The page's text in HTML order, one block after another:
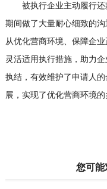
被执行企业主动履行还
期间做了大量耐心细致的
从优化营商环境、保障企
灵活适用执行措施，助力
执结，有效维护了申请人
展，实现了优化营商环境的
您可能